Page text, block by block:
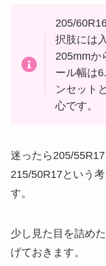
205/
択肢には
205mmか
ール幅は
ンセット
心です。
迷ったら205/
215/50R17という
す。
少し見た目を詰め
げておきます。